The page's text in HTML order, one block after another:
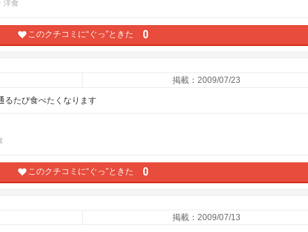
洋食
このクチコミに“ぐっ”ときた 0
掲載：2009/07/23
るたび食べたくなります
このクチコミに“ぐっ”ときた 0
掲載：2009/07/13